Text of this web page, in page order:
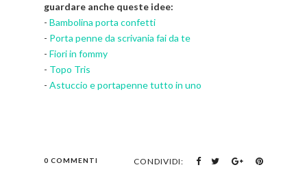
guardare anche queste idee:
- Bambolina porta confetti
- Porta penne da scrivania fai da te
- Fiori in fommy
- Topo Tris
- Astuccio e portapenne tutto in uno
0 COMMENTI CONDIVIDI: